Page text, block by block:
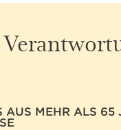
AUS MEHR ALS 65